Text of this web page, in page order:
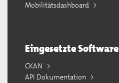
Mobilitätsdashboard
Eingesetzte Software
CKAN
API Dokumentation